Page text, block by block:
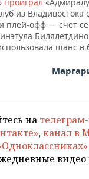
из Владивостока
плей-офф — счет
шанс в
на
,канал в
видео